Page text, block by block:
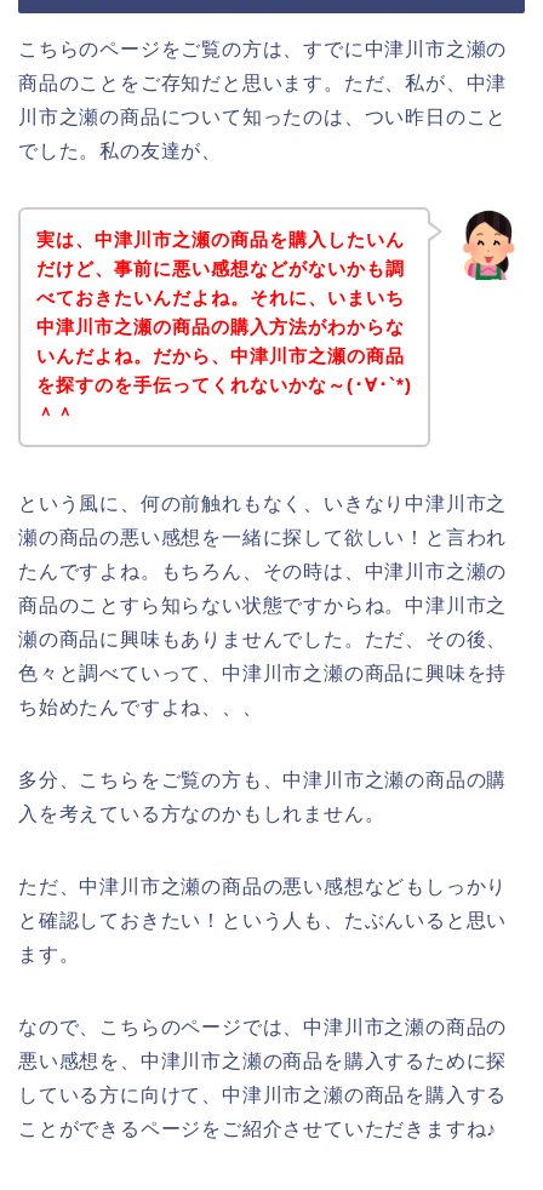
こちらのページをご覧の方は、すでに中津川市之瀬の
商品のことをご存知だと思います。ただ、私が、中津
川市之瀬の商品について知ったのは、つい昨日のこと
でした。私の友達が、
実は、中津川市之瀬の商品を購入したいん
だけど、事前に悪い感想などがないかも調
べておきたいんだよね。それに、いまいち
中津川市之瀬の商品の購入方法がわからな
いんだよね。だから、中津川市之瀬の商品
を探すのを手伝ってくれないかな～(･∀･`*)
＾＾
という風に、何の前触れもなく、いきなり中津川市之
瀬の商品の悪い感想を一緒に探して欲しい！と言われ
たんですよね。もちろん、その時は、中津川市之瀬の
商品のことすら知らない状態ですからね。中津川市之
瀬の商品に興味もありませんでした。ただ、その後、
色々と調べていって、中津川市之瀬の商品に興味を持
ち始めたんですよね、、、
多分、こちらをご覧の方も、中津川市之瀬の商品の購
入を考えている方なのかもしれません。
ただ、中津川市之瀬の商品の悪い感想などもしっかり
と確認しておきたい！という人も、たぶんいると思い
ます。
なので、こちらのページでは、中津川市之瀬の商品の
悪い感想を、中津川市之瀬の商品を購入するために探
している方に向けて、中津川市之瀬の商品を購入する
ことができるページをご紹介させていただきますね♪